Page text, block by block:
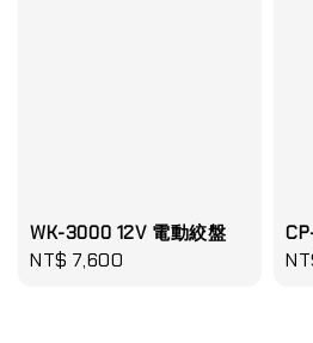
WK-3000 12V 電動絞盤
Regular
NT$ 7,600